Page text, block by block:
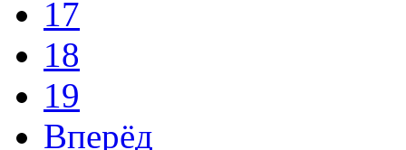
17
18
19
Вперёд